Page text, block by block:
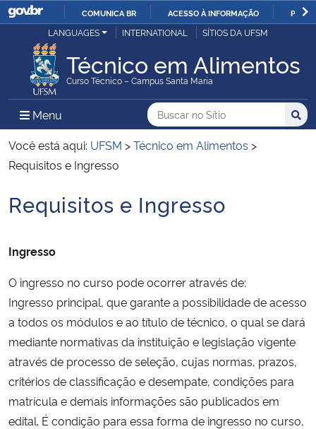
IR
O
COMUNICA BR ACESSO À INFORMAÇÃO
Ministério da Justiça e Segurança Pública
Ministério da Defesa
Ministério das Relações Exteriores
Ministério da Infraestrutura
Ministério da Agricultura, Pecuária e Abastecimento
Ministério da Educação
Ministério da Cidadania
Ministério da Saúde
Ministério de Minas e Energia
LANGUAGES INTERNATIONAL SÍTIOS DA UFSM
Técnico em Alimentos
Curso Técnico – Campus Santa Maria
Menu Menu Principal do Sítio
Busca
Buscar no no Sítio
Busca:
Você está aqui: UFSM >Técnico em Alimentos >
Requisitos e Ingresso
Início do conteúdo
Requisitos e Ingresso
Ingresso
O ingresso no curso pode ocorrer através de:
Ingresso principal, que garante a possibilidade de acesso
a todos os módulos e ao título de técnico, o qual se dará
mediante normativas da instituição e legislação vigente
através de processo de seleção, cujas normas, prazos,
critérios de classificação e desempate, condições para
matrícula e demais informações são publicados em
edital. É condição para essa forma de ingresso no curso,